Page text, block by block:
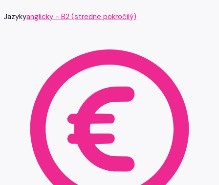
Jazykyanglicky - B2 (stredne pokročilý)